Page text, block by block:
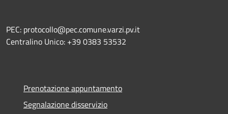
PEC: protocollo@pec.comune.varzi.pv.it
Centralino Unico: +39 0383 53532
Prenotazione appuntamento
Segnalazione disservizio